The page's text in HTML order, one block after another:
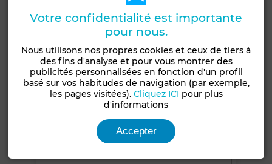
Voir plus de photos
Votre confidentialité est importante
pour nous.
Nous utilisons nos propres cookies et ceux de tiers à
des fins d'analyse et pour vous montrer des
publicités personnalisées en fonction d'un profil
basé sur vos habitudes de navigation (par exemple,
les pages visitées). Cliquez ICI pour plus
d'informations
Accepter